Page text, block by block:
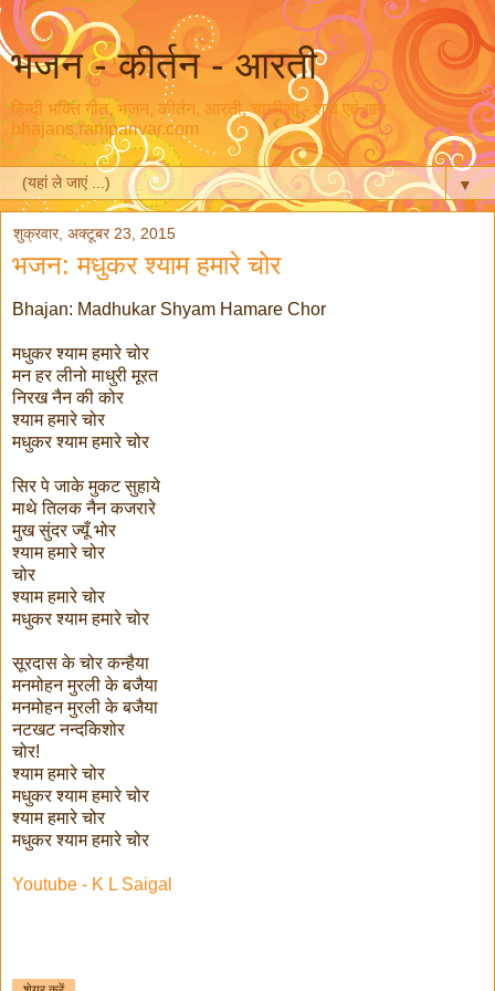
भजन - कीर्तन - आरती
हिन्दी भक्ति गीत, भजन, कीर्तन, आरती, चालीसा - शब्द एवं गान
bhajans.ramparivar.com
▼
शुक्रवार, अक्टूबर 23, 2015
भजन: मधुकर श्याम हमारे चोर
Bhajan: Madhukar Shyam Hamare Chor
मधुकर श्याम हमारे चोर
मन हर लीनो माधुरी मूरत
निरख नैन की कोर
श्याम हमारे चोर
मधुकर श्याम हमारे चोर
सिर पे जाके मुकट सुहाये
माथे तिलक नैन कजरारे
मुख सुंदर ज्यूँ भोर
श्याम हमारे चोर
चोर
श्याम हमारे चोर
मधुकर श्याम हमारे चोर
सूरदास के चोर कन्हैया
मनमोहन मुरली के बजैया
मनमोहन मुरली के बजैया
नटखट नन्दकिशोर
चोर!
श्याम हमारे चोर
मधुकर श्याम हमारे चोर
श्याम हमारे चोर
मधुकर श्याम हमारे चोर
Youtube - K L Saigal